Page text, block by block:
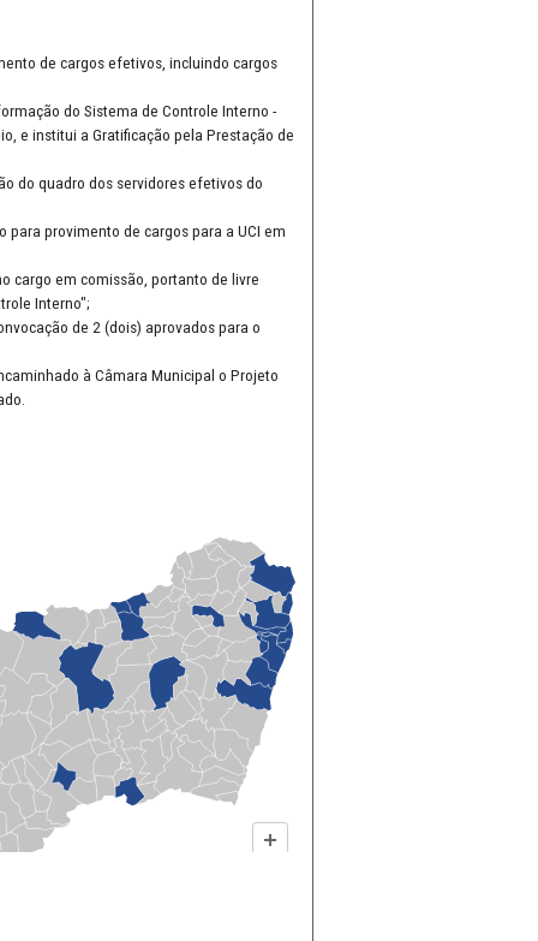
peças jurídicas de apoio, formulário eletrônico para coleta de
formalizaram adesão ao projeto (12/09/2023);
proposta encaminhada à Escola de Contas do TCE-PE .
ao projeto;
público para provimento de cargos efetivos, incluindo cargos
dispondo sobre a transformação do Sistema de Controle Interno -
Geral do Município, e institui a Gratificação pela Prestação de
dispõe sobre adequação do quadro dos servidores efetivos do
2024. Concurso público para provimento de cargos para a UCI em
l: antes provido como cargo em comissão, portanto de livre
de Auditores de Controle Interno";